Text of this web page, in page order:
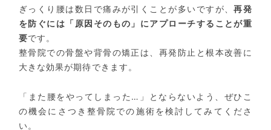
ぎっくり腰は数日で痛みが引くことが多いですが、再発
を防ぐには「原因そのもの」にアプローチすることが重
要です。
整骨院での骨盤や背骨の矯正は、再発防止と根本改善に
大きな効果が期待できます。
「また腰をやってしまった … 」とならないよう、ぜひこ
の機会にさつき整骨院での施術を検討してみてくださ
い。